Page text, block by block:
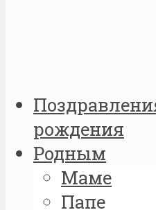
рождения
Родным
Маме
Папе